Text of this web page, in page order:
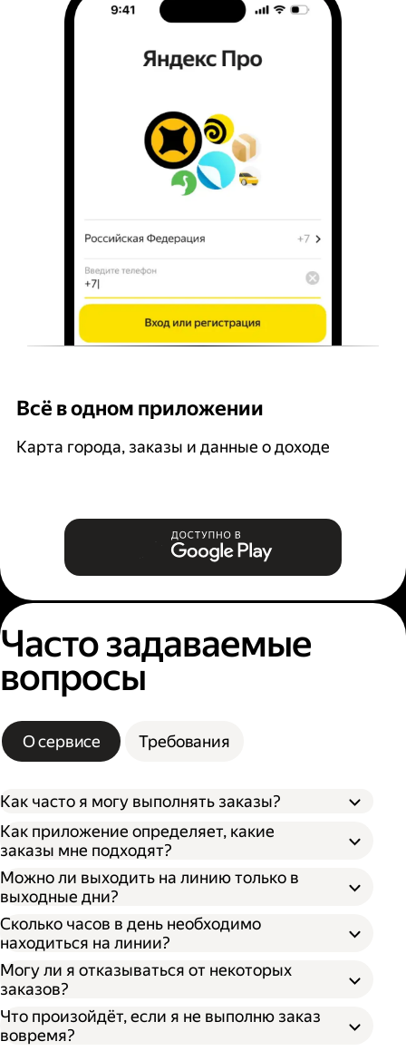
Всё в одном приложении
Карта города, заказы и данные о доходе
Часто задаваемые
вопросы
О сервисе Требования
Как часто я могу выполнять заказы?
Как приложение определяет, какие
заказы мне подходят?
Можно ли выходить на линию только в
выходные дни?
Сколько часов в день необходимо
находиться на линии?
Могу ли я отказываться от некоторых
заказов?
Что произойдёт, если я не выполню заказ
вовремя?